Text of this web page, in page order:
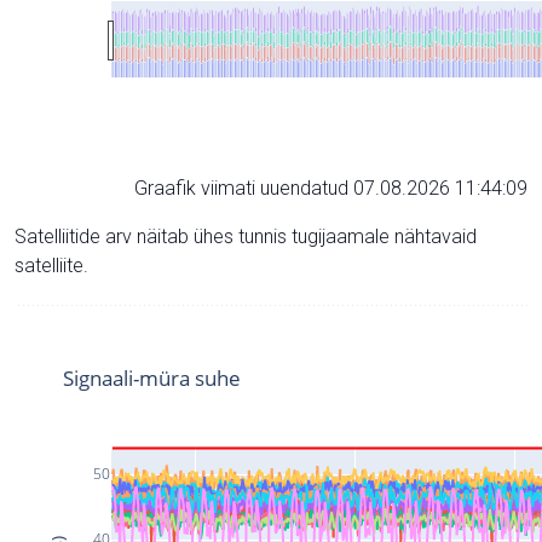
Graafik viimati uuendatud 07.08.2026 11:44:09
Satelliitide arv näitab ühes tunnis tugijaamale nähtavaid
satelliite.
50
Signaali-müra suhe